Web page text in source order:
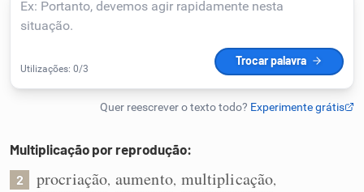
Humanizador de IA
Multiplicação por reprodução:
2 procriação, aumento, multiplicação,